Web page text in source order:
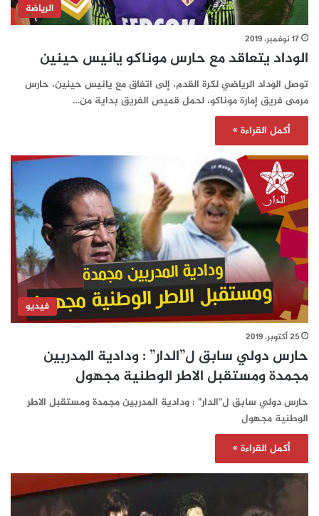
الرياضة
17 نوفمبر، 2019
الوداد يتعاقد مع حارس موناكو يانيس حينين
توصل الوداد الرياضي لكرة القدم، إلى اتفاق مع يانيس حينين، حارس
مرمى فريق إمارة موناكو، لحمل قميص الفريق بداية من…
أكمل القراءة »
فيديو
25 أكتوبر، 2019
حارس دولي سابق ل”الدار” : ودادية المدربين
مجمدة ومستقبل الاطر الوطنية مجهول
حارس دولي سابق ل"الدار" : ودادية المدربين مجمدة ومستقبل الاطر
الوطنية مجهول
أكمل القراءة »